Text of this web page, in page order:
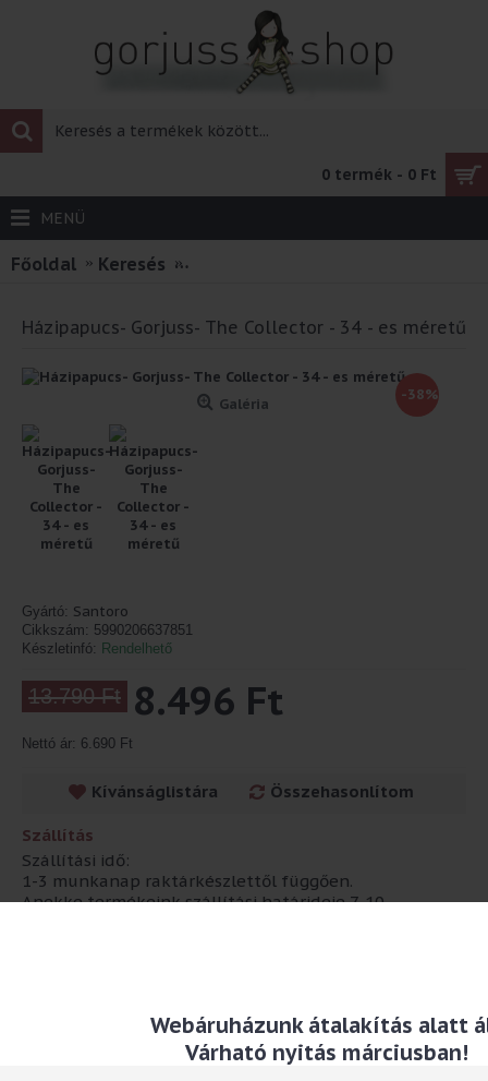
Webáruházunk átalakítás alatt
Várható nyitás márciusban!
0 termék - 0 Ft
MENÜ
Főoldal Keresés Házipapucs- Gorjuss- The Collector
Házipapucs- Gorjuss- The Collector - 34 - es méretű
-38%
Galéria
Gyártó: Santoro
Cikkszám: 5990206637851
Készletinfó: Rendelhető
13.790 Ft 8.496 Ft
Nettó ár: 6.690 Ft
Kívánságlistára Összehasonlítom
Szállítás
Szállítási idő:
1-3 munkanap raktárkészlettől függően.
Anekke termékeink szállítási határideje 7-10
Finom puha anyagból készült házipapucs Gorjuss motívummal.
Elegáns finom parfümmel illatosított díszdobozba csomagolva.